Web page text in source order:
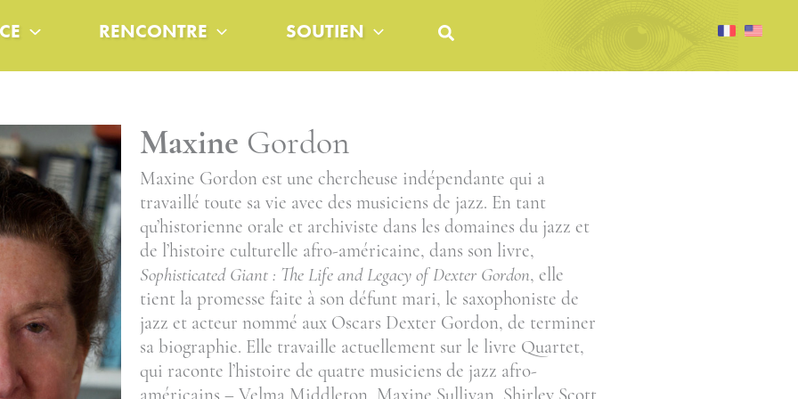
RENCONTRE SOUTIEN
Maxine Gordon
Maxine Gordon est une chercheuse indépendante qui a
travaillé toute sa vie avec des musiciens de jazz. En tant
qu’historienne orale et archiviste dans les domaines du jazz et
de l’histoire culturelle afro-américaine, dans son livre,
Sophisticated Giant : The Life and Legacy of Dexter Gordon, elle
tient la promesse faite à son défunt mari, le saxophoniste de
jazz et acteur nommé aux Oscars Dexter Gordon, de terminer
sa biographie. Elle travaille actuellement sur le livre Quartet,
qui raconte l’histoire de quatre musiciens de jazz afro-